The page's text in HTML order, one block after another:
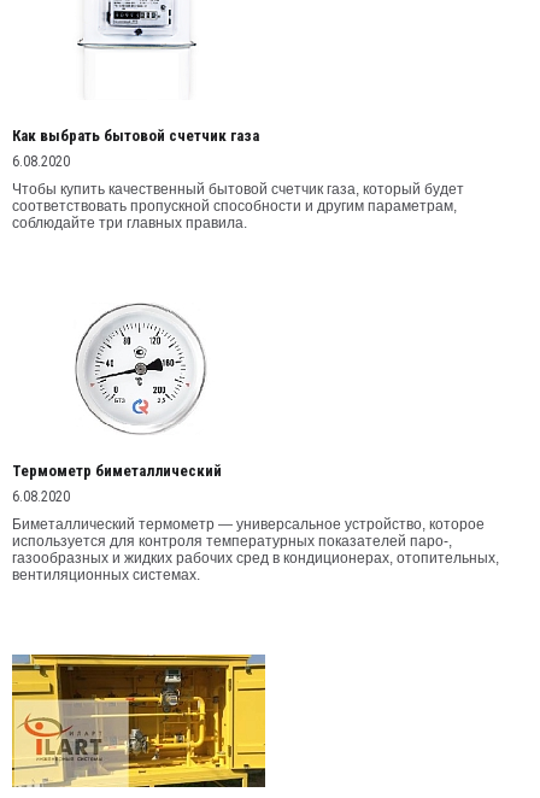
Как выбрать бытовой счетчик газа
6.08.2020
Чтобы купить качественный бытовой счетчик газа, который будет
соответствовать пропускной способности и другим параметрам,
соблюдайте три главных правила.
Термометр биметаллический
6.08.2020
Биметаллический термометр — универсальное устройство, которое
используется для контроля температурных показателей паро-,
газообразных и жидких рабочих сред в кондиционерах, отопительных,
вентиляционных системах.